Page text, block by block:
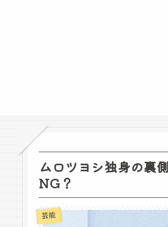
ムロツヨシ独身の裏
NG？
芸能